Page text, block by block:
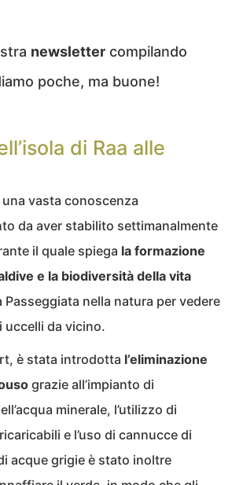
newsletter compilando
poche, ma buone!
di Raa alle
vasta conoscenza
da aver stabilito settimanalmente
il quale spiega la formazione
e la biodiversità della vita
Passeggiata nella natura per vedere
uccelli da vicino.
è stata introdotta l’eliminazione
grazie all’impianto di
minerale, l’utilizzo di
e l’uso di cannucce di
acque grigie è stato inoltre